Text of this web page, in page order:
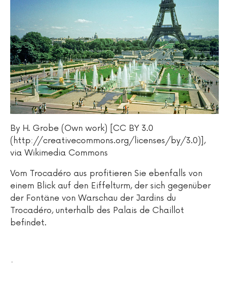
By H. Grobe (Own work) [CC BY 3.0
(http://creativecommons.org/licenses/by/3.0)],
via Wikimedia Commons
Vom Trocadéro aus profitieren Sie ebenfalls von
einem Blick auf den Eiffelturm, der sich gegenüber
der Fontäne von Warschau der Jardins du
Trocadéro, unterhalb des Palais de Chaillot
befindet.
.